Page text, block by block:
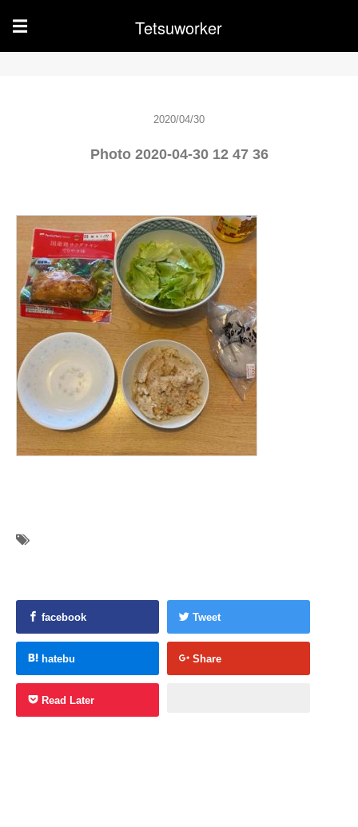
☰ Tetsuworker
2020/04/30
Photo 2020-04-30 12 47 36
facebook Tweet
hatebu Share
Read Later